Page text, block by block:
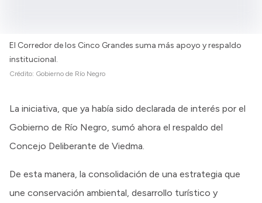
El Corredor de los Cinco Grandes suma más apoyo y respaldo
institucional.
Crédito: Gobierno de Río Negro
La iniciativa, que ya había sido declarada de interés por el
Gobierno de Río Negro, sumó ahora el respaldo del
Concejo Deliberante de Viedma.
De esta manera, la consolidación de una estrategia que
une conservación ambiental, desarrollo turístico y